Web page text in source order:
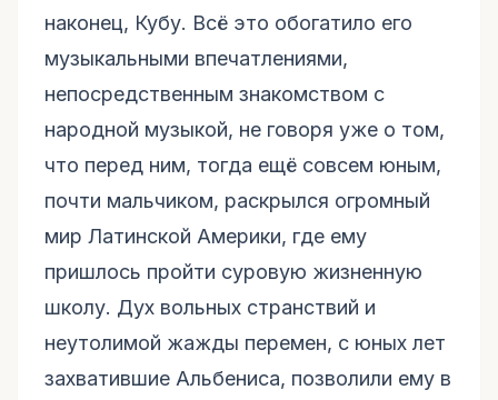
наконец, Кубу. Всё это обогатило его
музыкальными впечатлениями,
непосредственным знакомством с
народной музыкой, не говоря уже о том,
что перед ним, тогда ещё совсем юным,
почти мальчиком, раскрылся огромный
мир Латинской Америки, где ему
пришлось пройти суровую жизненную
школу. Дух вольных странствий и
неутолимой жажды перемен, с юных лет
захватившие Альбениса, позволили ему в